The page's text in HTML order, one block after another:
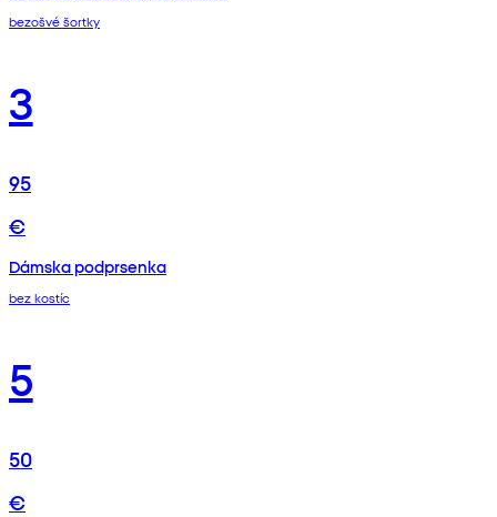
bezošvé šortky
3
95
€
Dámska podprsenka
bez kostíc
5
50
€